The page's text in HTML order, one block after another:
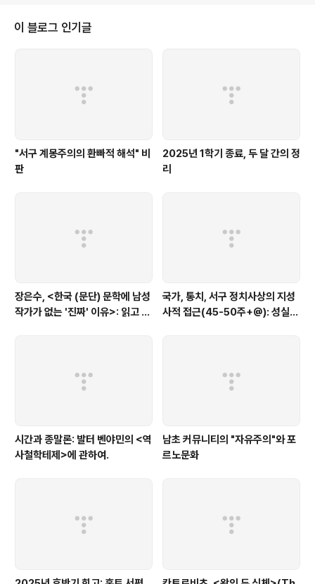
과 증진이라고 믿으며, 여기에는 박사모-홍준표 지지자들로 이어지는 우파 극
단주의자들을 제외한 거의 대부분의 한국인들이..
이 블로그 인기글
"서구 계몽주의의 환빠적 해석" 비
판
2025년 1학기 종료, 두 달 간의 정
리
장은수, <한국 (문단) 문학에 남성
작가가 없는 '진짜' 이유>: 읽고 코
국가, 통치, 서구 정치사상의 지성
사적 접근(45-50주+@): 성실하
시간과 종말론: 발터 벤야민의 <역
사철학테제>에 관하여.
남초 커뮤니티의 "자유주의"와 포
르노문화